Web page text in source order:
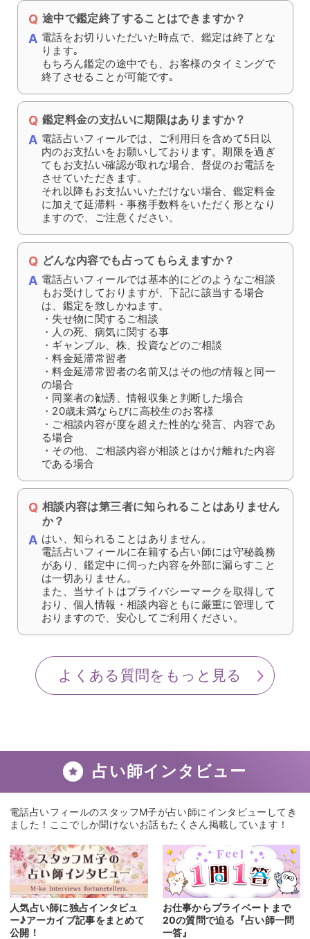
途中で鑑定終了することはできますか？
電話をお切りいただいた時点で、鑑定は終了とな
ります｡
もちろん鑑定の途中でも、お客様のタイミングで
終了させることが可能です｡
鑑定料金の支払いに期限はありますか？
電話占いフィールでは、ご利用日を含めて5日以
内のお支払いをお願いしております。期限を過ぎ
てもお支払い確認が取れな場合、督促のお電話を
させていただきます。
それ以降もお支払いいただけない場合、鑑定料金
に加えて延滞料・事務手数料をいただく形となり
ますので、ご注意ください。
どんな内容でも占ってもらえますか？
電話占いフィールでは基本的にどのようなご相談
もお受けしておりますが、下記に該当する場合
は、鑑定を致しかねます。
・失せ物に関するご相談
・人の死、病気に関する事
・ギャンブル、株、投資などのご相談
・料金延滞常習者
・料金延滞常習者の名前又はその他の情報と同一
の場合
・同業者の勧誘、情報収集と判断した場合
・20歳未満ならびに高校生のお客様
・ご相談内容が度を超えた性的な発言、内容であ
る場合
・その他、ご相談内容が相談とはかけ離れた内容
である場合
相談内容は第三者に知られることはありません
か？
はい、知られることはありません。
電話占いフィールに在籍する占い師には守秘義務
があり、鑑定中に伺った内容を外部に漏らすこと
は一切ありません。
また、当サイトはプライバシーマークを取得して
おり、個人情報・相談内容ともに厳重に管理して
おりますので、安心してご利用ください。
よくある質問をもっと見る
占い師インタビュー
電話占いフィールのスタッフM子が占い師にインタビューしてき
ました！ここでしか聞けないお話もたくさん掲載しています！
人気占い師に独占インタビュ
ー♪アーカイブ記事をまとめて
公開！
お仕事からプライベートまで
20の質問で迫る『占い師一問
一答』